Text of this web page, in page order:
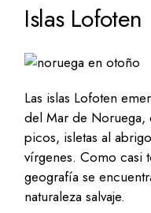
Islas Lofoten
Las islas Lofoten
del Mar de Noruega,
picos, isletas al
vírgenes. Como casi
geografía se
naturaleza salvaje.